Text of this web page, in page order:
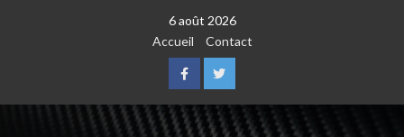
6 août 2026
Accueil
Contact
FacebookTwitter